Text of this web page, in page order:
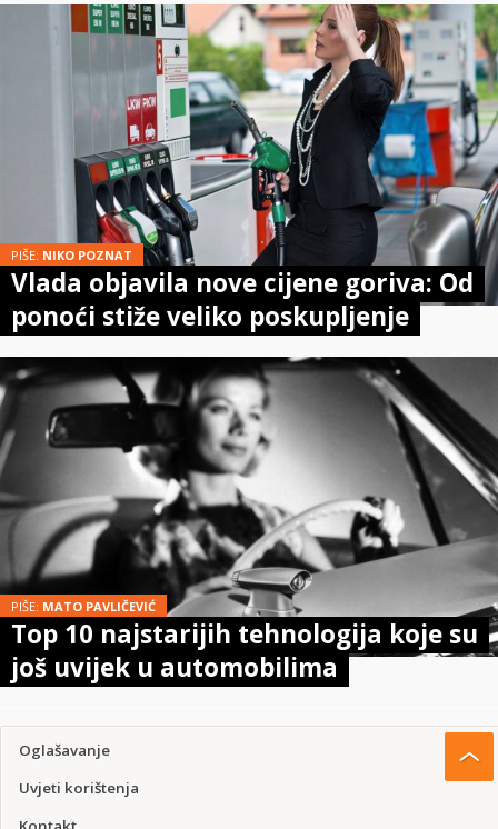
PIŠE: NIKO POZNAT
Vlada objavila nove cijene goriva: Od
ponoći stiže veliko poskupljenje
PIŠE: MATO PAVLIČEVIĆ
Top 10 najstarijih tehnologija koje su
još uvijek u automobilima
Oglašavanje
Uvjeti korištenja